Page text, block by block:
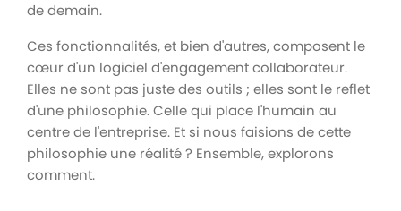
de demain.
Ces fonctionnalités, et bien d'autres, composent le
cœur d'un logiciel d'engagement collaborateur.
Elles ne sont pas juste des outils ; elles sont le reflet
d'une philosophie. Celle qui place l'humain au
centre de l'entreprise. Et si nous faisions de cette
philosophie une réalité ? Ensemble, explorons
comment.